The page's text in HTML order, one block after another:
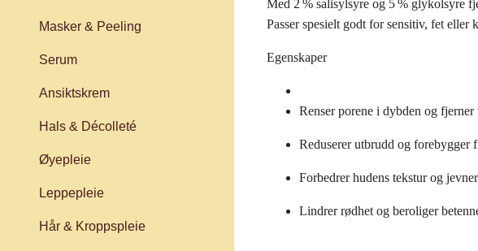
Masker & Peeling
Serum
Ansiktskrem
Hals & Décolleté
Øyepleie
Leppepleie
Hår & Kroppspleie
Med 2 % salisylsyre og 5 % glykolsyre
Passer spesielt godt for sensitiv, fet
Egenskaper
Renser porene i dybden og
Reduserer utbrudd og forebygger
Forbedrer hudens tekstur og
Lindrer rødhet og beroliger